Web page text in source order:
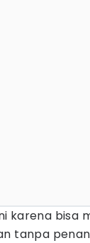
karena bisa
tanpa